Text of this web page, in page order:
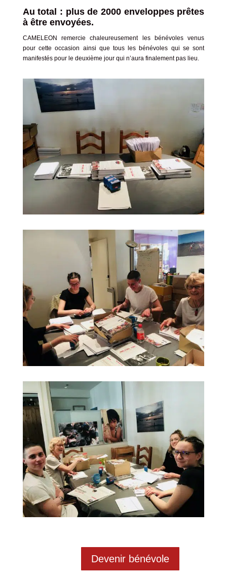
Au total : plus de 2000 enveloppes prêtes
à être envoyées.
CAMELEON remercie chaleureusement les bénévoles venus
pour cette occasion ainsi que tous les bénévoles qui se sont
manifestés pour le deuxième jour qui n’aura finalement pas lieu.
Devenir bénévole